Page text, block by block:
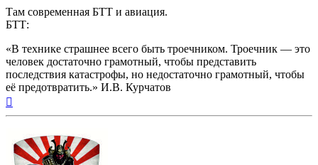
Там современная БТТ и авиация.
БТТ:
«В технике страшнее всего быть троечником. Троечник — это
человек достаточно грамотный, чтобы представить
последствия катастрофы, но недостаточно грамотный, чтобы
её предотвратить.» И.В. Курчатов